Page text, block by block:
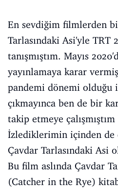
En sevdiğim filmlerden
Tarlasındaki Asi'yle TRT
tanışmıştım. Mayıs
yayınlamaya karar
pandemi dönemi olduğu
çıkmayınca ben de bir
takip etmeye
İzlediklerimin içinden de
Çavdar Tarlasındaki Asi
Bu film aslında Çavdar
(Catcher in the Rye)